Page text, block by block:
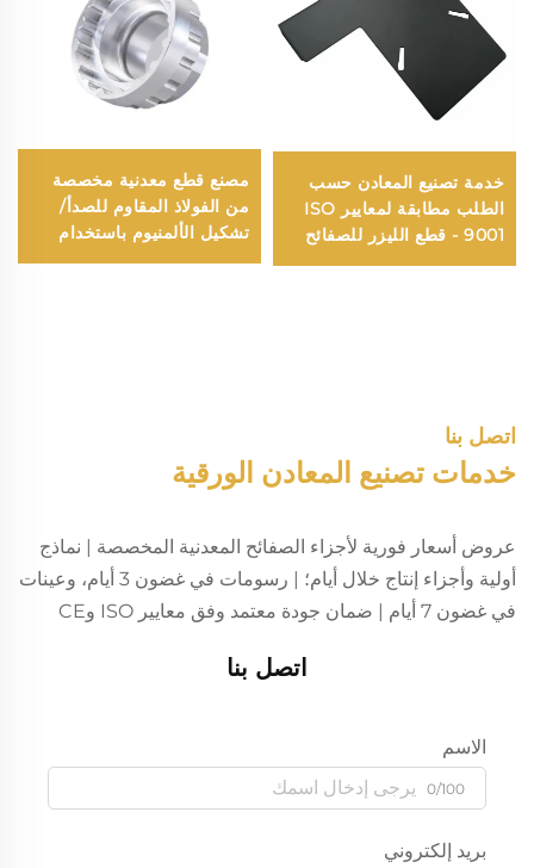
خدمة تصنيع المعادن حسب
الطلب مطابقة لمعايير ISO
9001 - قطع الليزر للصفائح
الفولاذية المقاومة للصدأ -
مصنع قطع معدنية مخصصة
من الفولاذ المقاوم للصدأ/
تشكيل الألمنيوم باستخدام
ماكينات الحاسب الآلي/
اتصل بنا
خدمات تصنيع المعادن الورقية
عروض أسعار فورية لأجزاء الصفائح المعدنية المخصصة | نماذج
أولية وأجزاء إنتاج خلال أيام؛ | رسومات في غضون 3 أيام، وعينات
في غضون 7 أيام | ضمان جودة معتمد وفق معايير ISO وCE
اتصل بنا
الاسم
0/100
بريد إلكتروني